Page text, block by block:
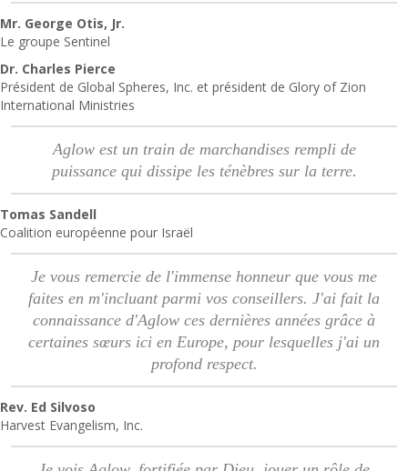
Mr. George Otis, Jr.
Le groupe Sentinel
Dr. Charles Pierce
Président de Global Spheres, Inc. et président de Glory of Zion
International Ministries
Aglow est un train de marchandises rempli de
puissance qui dissipe les ténèbres sur la terre.
Tomas Sandell
Coalition européenne pour Israël
Je vous remercie de l'immense honneur que vous me
faites en m'incluant parmi vos conseillers. J'ai fait la
connaissance d'Aglow ces dernières années grâce à
certaines sœurs ici en Europe, pour lesquelles j'ai un
profond respect.
Rev. Ed Silvoso
Harvest Evangelism, Inc.